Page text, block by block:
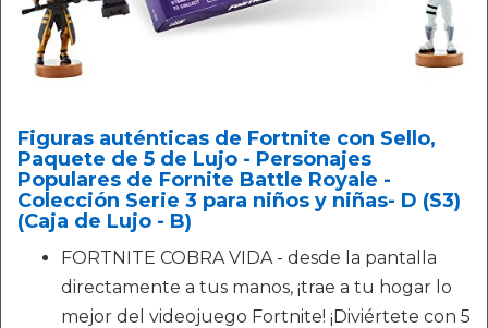
Figuras auténticas de Fortnite con Sello,
Paquete de 5 de Lujo - Personajes
Populares de Fornite Battle Royale -
Colección Serie 3 para niños y niñas- D (S3)
(Caja de Lujo - B)
FORTNITE COBRA VIDA - desde la pantalla
directamente a tus manos, ¡trae a tu hogar lo
mejor del videojuego Fortnite! ¡Diviértete con 5